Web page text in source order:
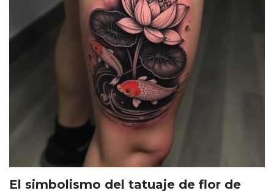
El simbolismo del tatuaje de flor de